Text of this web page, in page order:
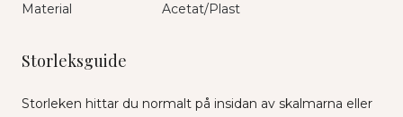
Material
Acetat/Plast
Storleksguide
Storleken hittar du normalt på insidan av skalmarna eller